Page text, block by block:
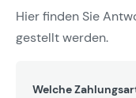
Hier finden Sie
gestellt werden.
Welche